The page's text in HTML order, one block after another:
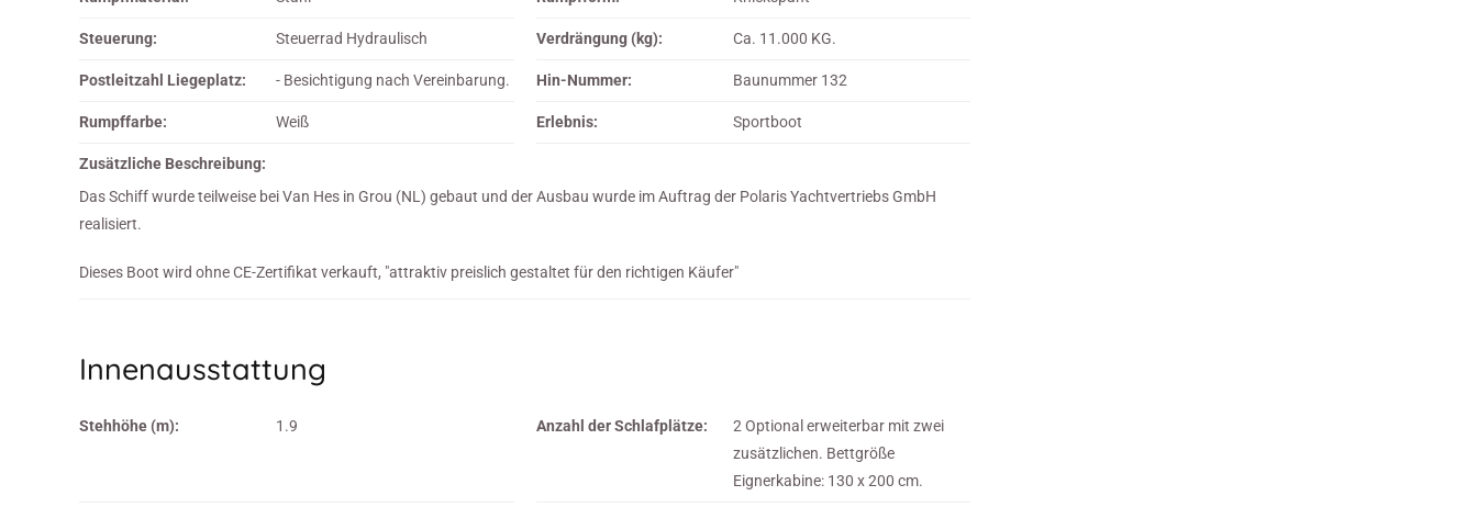
Steuerung: Steuerrad Hydraulisch Verdrängung (kg): Ca. 11.000 KG.
Postleitzahl Liegeplatz: - Besichtigung nach Vereinbarung. Hin-Nummer: Baunummer 132
Rumpffarbe: Weiß Erlebnis: Sportboot
Zusätzliche Beschreibung:
Das Schiff wurde teilweise bei Van Hes in Grou (NL) gebaut und der Ausbau wurde im Auftrag der Polaris Yachtvertriebs GmbH
realisiert.
Dieses Boot wird ohne CE-Zertifikat verkauft, "attraktiv preislich gestaltet für den richtigen Käufer"
Innenausstattung
Stehhöhe (m): 1.9 Anzahl der Schlafplätze:
2 Optional erweiterbar mit zwei
zusätzlichen. Bettgröße
Eignerkabine: 130 x 200 cm.